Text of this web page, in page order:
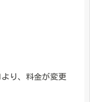
より、料金が変更